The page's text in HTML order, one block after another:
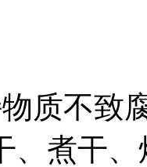
不致
、煮干